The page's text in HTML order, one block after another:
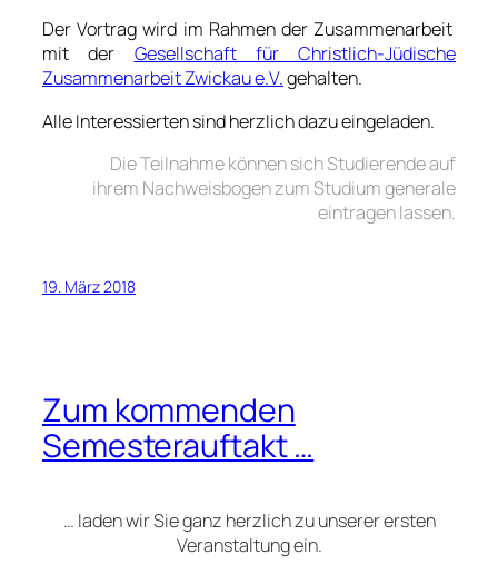
Der Vortrag wird im Rahmen der Zusammenarbeit
mit der Gesellschaft für Christlich-Jüdische
Zusammenarbeit Zwickau e.V.gehalten.
Alle Interessierten sind herzlich dazu eingeladen.
Die Teilnahme können sich Studierende auf
ihrem Nachweisbogen zum Studium generale
eintragen lassen.
19. März 2018
Zum kommenden
Semesterauftakt …
… laden wir Sie ganz herzlich zu unserer ersten
Veranstaltung ein.